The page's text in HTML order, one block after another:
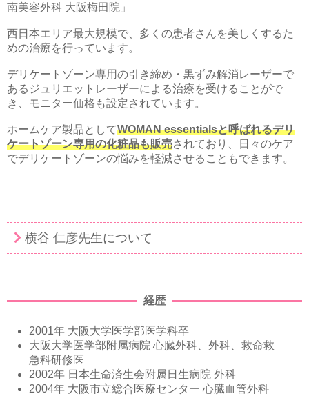
南美容外科 大阪梅田院」
西日本エリア最大規模で、多くの患者さんを美しくするた
めの治療を行っています。
デリケートゾーン専用の引き締め・黒ずみ解消レーザーで
あるジュリエットレーザーによる治療を受けることがで
き、モニター価格も設定されています。
ホームケア製品としてWOMAN essentialsと呼ばれるデリ
ケートゾーン専用の化粧品も販売されており、日々のケア
でデリケートゾーンの悩みを軽減させることもできます。
横谷 仁彦先生について
経歴
2001年 大阪大学医学部医学科卒
大阪大学医学部附属病院 心臓外科、外科、救命救
急科研修医
2002年 日本生命済生会附属日生病院 外科
2004年 大阪市立総合医療センター 心臓血管外科